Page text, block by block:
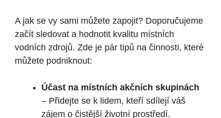
A jak ‍se vy sami můžete zapojit?⁤ Doporučujeme
začít sledovat a hodnotit kvalitu místních
vodních zdrojů. Zde je pár tipů na činnosti,⁤ které
můžete podniknout:
Účast na místních akčních skupinách
– Přidejte se k lidem, kteří sdílejí váš
zájem o čistější životní prostředí.